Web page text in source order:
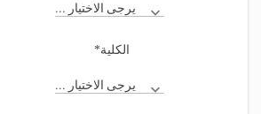
يرجى الاختيار ...
الكلية*
يرجى الاختيار ...